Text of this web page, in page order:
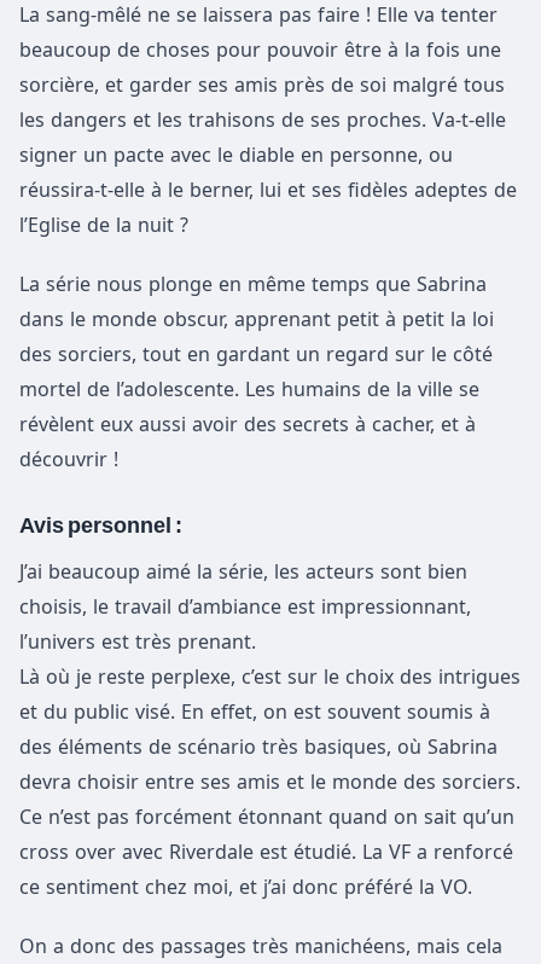
La sang-mêlé ne se laissera pas faire ! Elle va tenter
beaucoup de choses pour pouvoir être à la fois une
sorcière, et garder ses amis près de soi malgré tous
les dangers et les trahisons de ses proches. Va-t-elle
signer un pacte avec le diable en personne, ou
réussira-t-elle à le berner, lui et ses fidèles adeptes de
l’Eglise de la nuit ?
La série nous plonge en même temps que Sabrina
dans le monde obscur, apprenant petit à petit la loi
des sorciers, tout en gardant un regard sur le côté
mortel de l’adolescente. Les humains de la ville se
révèlent eux aussi avoir des secrets à cacher, et à
découvrir !
Avis personnel :
J’ai beaucoup aimé la série, les acteurs sont bien
choisis, le travail d’ambiance est impressionnant,
l’univers est très prenant.
Là où je reste perplexe, c’est sur le choix des intrigues
et du public visé. En effet, on est souvent soumis à
des éléments de scénario très basiques, où Sabrina
devra choisir entre ses amis et le monde des sorciers.
Ce n’est pas forcément étonnant quand on sait qu’un
cross over avec Riverdale est étudié. La VF a renforcé
ce sentiment chez moi, et j’ai donc préféré la VO.
On a donc des passages très manichéens, mais cela